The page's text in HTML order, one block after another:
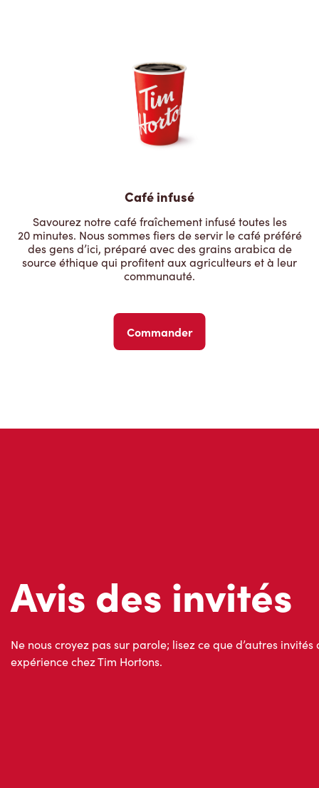
Café infusé
Savourez notre café fraîchement infusé toutes les
20 minutes. Nous sommes fiers de servir le café préféré
des gens d’ici, préparé avec des grains arabica de
source éthique qui profitent aux agriculteurs et à leur
communauté.
Commander
Avis des invités
expérience chez Tim Hortons.